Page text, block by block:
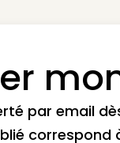
par email
correspond